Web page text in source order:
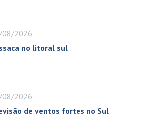
08/2026
no litoral sul
08/2026
de ventos fortes no Sul